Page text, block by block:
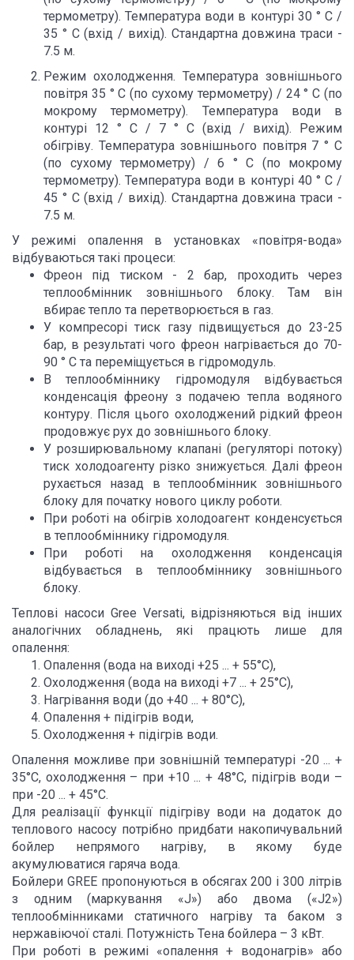
термометру). Температура води в контурі 30 ° С /
35 ° С (вхід / вихід). Стандартна довжина траси -
7.5 м.
Режим охолодження. Температура зовнішнього
повітря 35 ° С (по сухому термометру) / 24 ° С (по
мокрому термометру). Температура води в
контурі 12 ° С / 7 ° С (вхід / вихід). Режим
обігріву. Температура зовнішнього повітря 7 ° С
(по сухому термометру) / 6 ° С (по мокрому
термометру). Температура води в контурі 40 ° С /
45 ° С (вхід / вихід). Стандартна довжина траси -
7.5 м.
У режимі опалення в установках «повітря-вода»
відбуваються такі процеси:
Фреон під тиском - 2 бар, проходить через
теплообмінник зовнішнього блоку. Там він
вбирає тепло та перетворюється в газ.
У компресорі тиск газу підвищується до 23-25
бар, в результаті чого фреон нагрівається до 70-
90 ° С та переміщується в гідромодуль.
В теплообміннику гідромодуля відбувається
конденсація фреону з подачею тепла водяного
контуру. Після цього охолоджений рідкий фреон
продовжує рух до зовнішнього блоку.
У розширювальному клапані (регуляторі потоку)
тиск холодоагенту різко знижується. Далі фреон
рухається назад в теплообмінник зовнішнього
блоку для початку нового циклу роботи.
При роботі на обігрів холодоагент конденсується
в теплообміннику гідромодуля.
При роботі на охолодження конденсація
відбувається в теплообміннику зовнішнього
блоку.
Теплові насоси Gree Versati, відрізняються від інших
аналогічних обладнень, які працють лише для
опалення:
Опалення (вода на виході +25 ... + 55°С),
Охолодження (вода на виході +7 ... + 25°С),
Нагрівання води (до +40 ... + 80°С),
Опалення + підігрів води,
Охолодження + підігрів води.
Опалення можливе при зовнішній температурі -20 ... +
35°С, охолодження – при +10 ... + 48°С, підігрів води –
при -20 ... + 45°С.
Для реалізації функції підігріву води на додаток до
теплового насосу потрібно придбати накопичувальний
бойлер непрямого нагріву, в якому буде
акумулюватися гаряча вода.
Бойлери GREE пропонуються в обсягах 200 і 300 літрів
з одним (маркування «J») або двома («J2»)
теплообмінниками статичного нагріву та баком з
нержавіючої сталі. Потужність Тена бойлера – 3 кВт.
При роботі в режимі «опалення + водонагрів» або